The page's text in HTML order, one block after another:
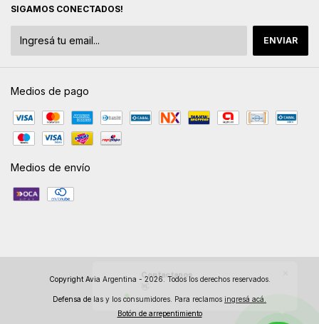
👋 Des
SIGAMOS CONECTADOS!
Medios de pago
Medios de envío
Copyright Avia Argentina - 2026. Todos los derechos reservados.
Defensa de las y los consumidores. Para reclamos ingresá acá.
Botón de arrepentimiento